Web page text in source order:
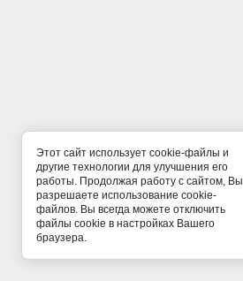
Этот сайт использует cookie-файлы и
другие технологии для улучшения его
работы. Продолжая работу с сайтом, Вы
разрешаете использование cookie-
файлов. Вы всегда можете отключить
файлы cookie в настройках Вашего
браузера.